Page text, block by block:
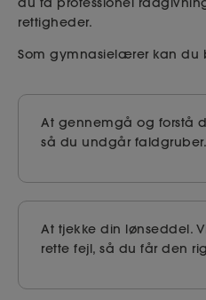
rettigheder.
Som gymnasielærer kan
At gennemgå og forstå
så du undgår faldgruber.
At tjekke din lønseddel.
rette fejl, så du får den